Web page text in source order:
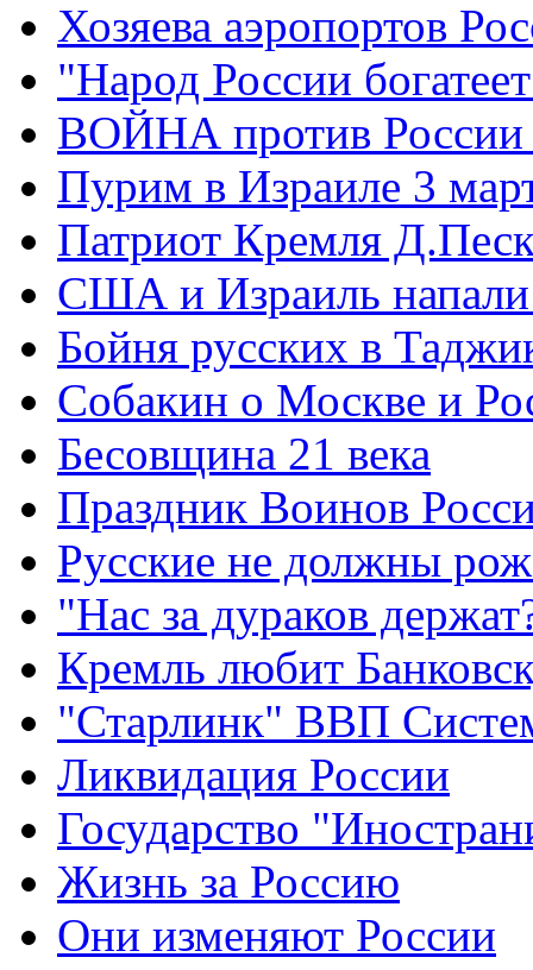
Хозяева аэропортов
"Народ России
ВОЙНА против России
Пурим в Израиле 3
Патриот Кремля
США и Израиль
Бойня русских в
Собакин о Москве и
Бесовщина 21 века
Праздник Воинов
Русские не должны
"Нас за дураков
Кремль любит
"Старлинк" ВВП
Ликвидация России
Государство
Жизнь за Россию
Они изменяют России